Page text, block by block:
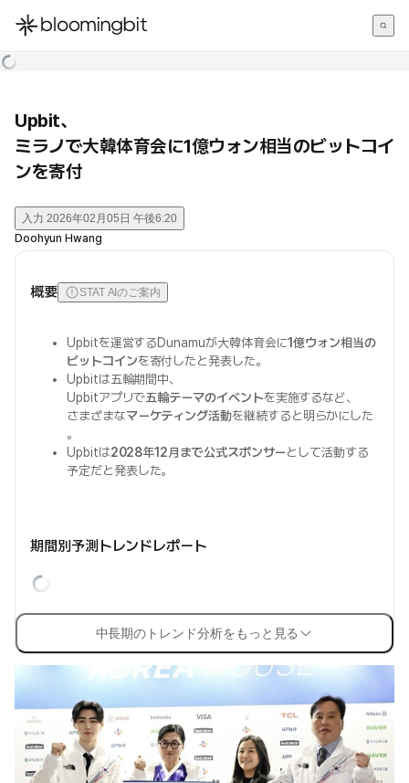
한국어
Upbit、
ミラノで大韓体育会に1億ウォン相当のビットコイ
ンを寄付
入力 2026年02月05日 午後6:20
Doohyun Hwang
概要 STAT AIのご案内
Upbitを運営するDunamuが大韓体育会に1億ウォン相当の
ビットコインを寄付したと発表した。
Upbitは五輪期間中、
Upbitアプリで五輪テーマのイベントを実施するなど、
さまざまなマーケティング活動を継続すると明らかにした
。
Upbitは2028年12月まで公式スポンサーとして活動する
予定だと発表した。
期間別予測トレンドレポート
中長期のトレンド分析をもっと見る